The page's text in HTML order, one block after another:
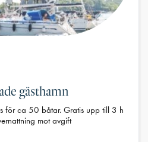
gästhamn
för ca 50 båtar. Gratis upp till 3 h
mot avgift